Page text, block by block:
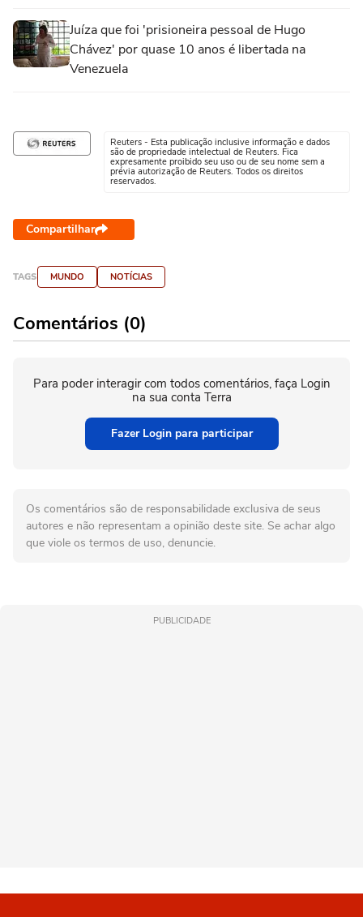
Juíza que foi 'prisioneira pessoal de Hugo
Chávez' por quase 10 anos é libertada na
Venezuela
Reuters - Esta publicação inclusive informação e dados
são de propriedade intelectual de Reuters. Fica
expresamente proibido seu uso ou de seu nome sem a
prévia autorização de Reuters. Todos os direitos
reservados.
Compartilhar
TAGS MUNDO NOTÍCIAS
Comentários (0)
Para poder interagir com todos comentários, faça Login
na sua conta Terra
Fazer Login para participar
Os comentários são de responsabilidade exclusiva de seus
autores e não representam a opinião deste site. Se achar algo
que viole os termos de uso, denuncie.
PUBLICIDADE